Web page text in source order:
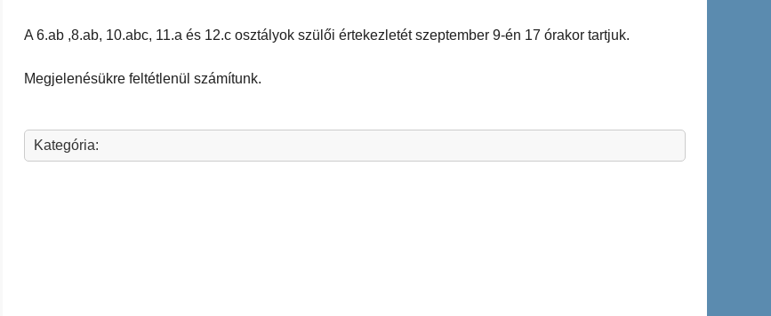
A 6.ab ,8.ab, 10.abc, 11.a és 12.c osztályok szülői értekezletét szeptember 9-én 17 órakor tartjuk.
Megjelenésükre feltétlenül számítunk.
Kategória: